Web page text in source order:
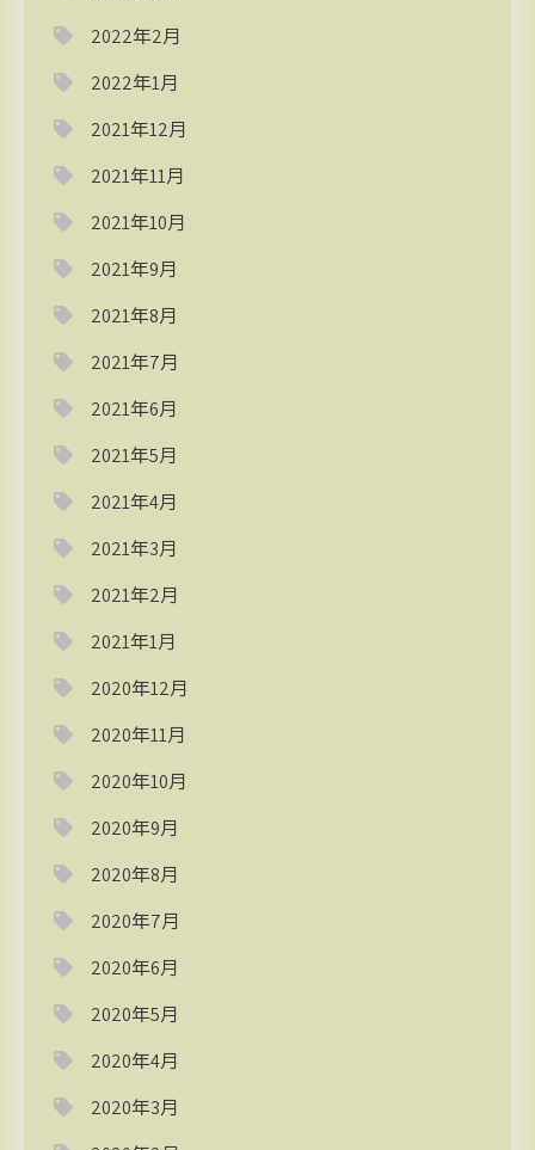
2022年2月
2022年1月
2021年12月
2021年11月
2021年10月
2021年9月
2021年8月
2021年7月
2021年6月
2021年5月
2021年4月
2021年3月
2021年2月
2021年1月
2020年12月
2020年11月
2020年10月
2020年9月
2020年8月
2020年7月
2020年6月
2020年5月
2020年4月
2020年3月